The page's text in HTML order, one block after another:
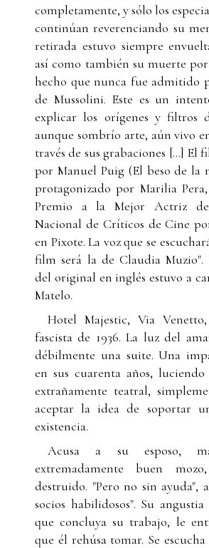
completamente, y sólo los
continúan reverenciando su
retirada estuvo siempre
así como también su muerte
hecho que nunca fue admitido
de Mussolini. Este es un
explicar los orígenes y filtros
aunque sombrío arte, aún vivo
través de sus grabaciones [...] El
por Manuel Puig (El beso de la
protagonizado por Marilia
Premio a la Mejor Actriz
Nacional de Críticos de Cine
en Pixote. La voz que se
film será la de Claudia Muzio".
del original en inglés estuvo a
Matelo.
Hotel Majestic, Via
fascista de 1936. La luz del
débilmente una suite. Una
en sus cuarenta años,
extrañamente teatral,
aceptar la idea de soportar
existencia.
Acusa a su esposo,
extremadamente buen
destruido. "Pero no sin ayuda",
socios habilidosos". Su
que concluya su trabajo, le
que él rehúsa tomar. Se